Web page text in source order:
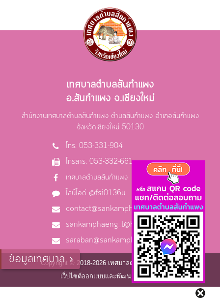
ข้อมูลเทศบาล
สำนักงานเทศบาลตำบลสันกำแพง ตำบลสันกำแพง อำเภอสันกำแพง
จังหวัดเชียงใหม่ 50130
เทศบาลตำบลสันกำแพง
อ.สันกำแพง จ.เชียงใหม่
โทร. 053-331-904
โทรสาร. 053-332-661
เทศบาลตำบลสันกำแพง
ไลน์ไอดี @fsi0136u
contact@sankamphaeng.go.th
sankamphaeng_t@hotmail.com
saraban@sankamphaeng.go.th
Copyright © 2018-2026 เทศบาลตำบลสันกำแพง
เว็บไซต์ออกแบบและพัฒนาโดย C2S